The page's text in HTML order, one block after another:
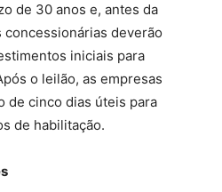
de 30 anos e, antes da
concessionárias deverão
iniciais para
o leilão, as empresas
de cinco dias úteis para
de habilitação.